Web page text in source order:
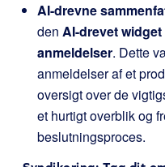
AI-drevne
den AI-drevet
anmeldelser. Dette
anmeldelser af et
oversigt over de
et hurtigt overblik og
beslutningsproces.